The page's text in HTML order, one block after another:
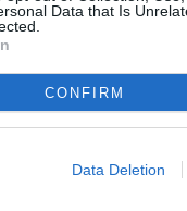
Data that Is
CONFIRM
Data Deletion